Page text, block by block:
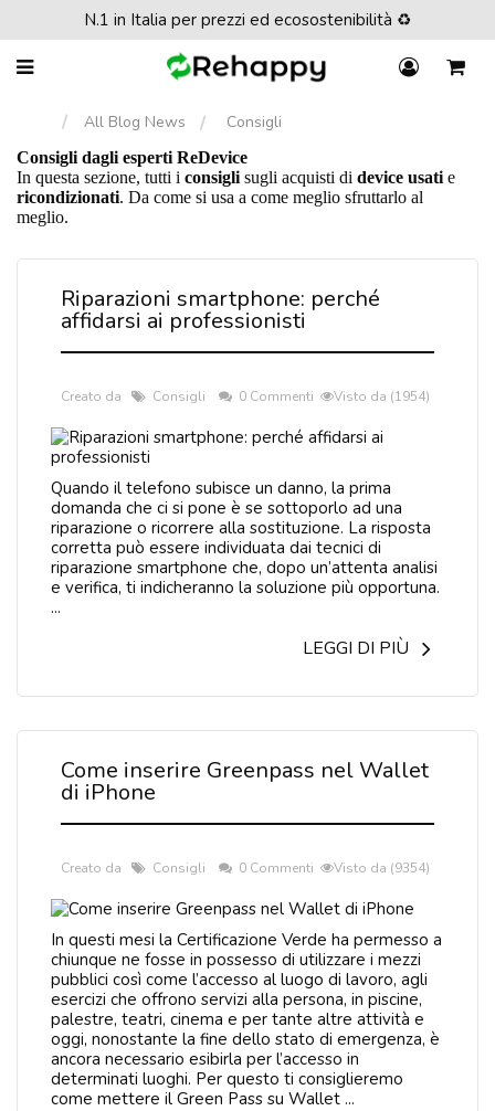
N.1 in Italia per prezzi ed ecosostenibilità ♻️
All Blog News Consigli
Consigli dagli esperti ReDevice
In questa sezione, tutti i consigli sugli acquisti di device usati e
ricondizionati. Da come si usa a come meglio sfruttarlo al
meglio.
Riparazioni smartphone: perché
affidarsi ai professionisti
Creato da Consigli 0 Commenti Visto da (1954)
Quando il telefono subisce un danno, la prima
domanda che ci si pone è se sottoporlo ad una
riparazione o ricorrere alla sostituzione. La risposta
corretta può essere individuata dai tecnici di
riparazione smartphone che, dopo un’attenta analisi
e verifica, ti indicheranno la soluzione più opportuna.
...
LEGGI DI PIÙ
Come inserire Greenpass nel Wallet
di iPhone
Creato da Consigli 0 Commenti Visto da (9354)
In questi mesi la Certificazione Verde ha permesso a
chiunque ne fosse in possesso di utilizzare i mezzi
pubblici così come l’accesso al luogo di lavoro, agli
esercizi che offrono servizi alla persona, in piscine,
palestre, teatri, cinema e per tante altre attività e
oggi, nonostante la fine dello stato di emergenza, è
ancora necessario esibirla per l’accesso in
determinati luoghi. Per questo ti consiglieremo
come mettere il Green Pass su Wallet ...